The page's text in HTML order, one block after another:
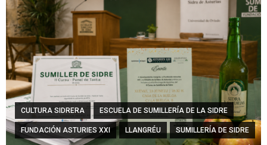
CULTURA SIDRERA ESCUELA DE SUMILLERÍA DE LA SIDRE
FUNDACIÓN ASTURIES XXI LLANGRÉU SUMILLERÍA DE SIDRE